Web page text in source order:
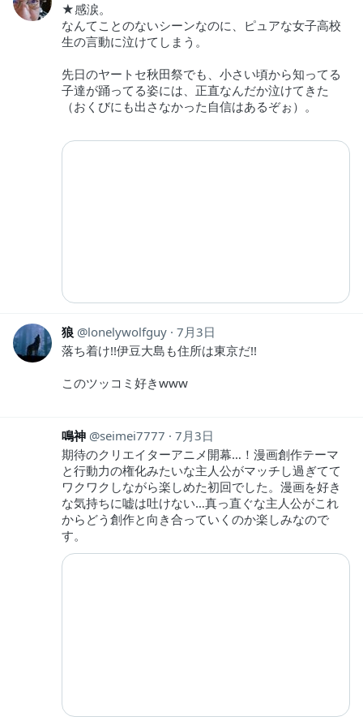
★感涙。
なんてことのないシーンなのに、ピュアな女子高校
生の言動に泣けてしまう。
先日のヤートセ秋田祭でも、小さい頃から知ってる
子達が踊ってる姿には、正直なんだか泣けてきた
（おくびにも出さなかった自信はあるぞぉ）。
狼 lonelywolfguy 7月3日
落ち着け!!伊豆大島も住所は東京だ!!
このツッコミ好きwww
鳴神 seimei7777
7月3日
期待のクリエイターアニメ開幕…！漫画創作テーマ
と行動力の権化みたいな主人公がマッチし過ぎてて
ワクワクしながら楽しめた初回でした。漫画を好き
な気持ちに嘘は吐けない…真っ直ぐな主人公がこれ
からどう創作と向き合っていくのか楽しみなので
す。